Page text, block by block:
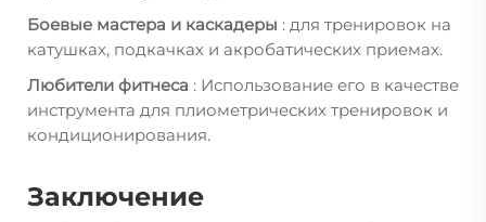
Боевые мастера и каскадеры : для тренировок на
катушках, подкачках и акробатических приемах.
Любители фитнеса : Использование его в качестве
инструмента для плиометрических тренировок и
кондиционирования.
Заключение